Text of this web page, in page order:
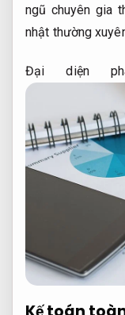
ngũ chuyên gia
nhật thường
Đại diện